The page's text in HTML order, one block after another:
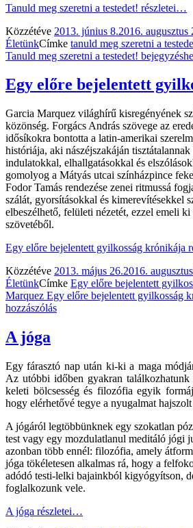
Tanuld meg szeretni a testedet! részletei…
Közzétéve 2013. június 8.2016. augusztus
ÉletünkCímke tanuld meg szeretni a
Tanuld meg szeretni a testedet!
Egy előre bejelentett
Garcia Marquez világhírű kisregényének
közönség. Forgács András szövege az
idősíkokra bontotta a latin-amerikai
históriája, aki nászéjszakáján
indulatokkal, elhallgatásokkal és
gomolyog a Mátyás utcai színházpince
Fodor Tamás rendezése zenei ritmussá
szálát, gyorsításokkal és kimerevítésekkel
elbeszélhető, felületi nézetét, ezzel emeli
szövetéből.
Egy előre bejelentett gyilkosság krónikája
Közzétéve 2013. május 26.2016.
ÉletünkCímke Egy előre bejelentett
Marquez Egy előre bejelentett gyilkosság
hozzászólás
A jóga
Egy fárasztó nap után ki-ki a maga
Az utóbbi időben gyakran
keleti bölcsesség és filozófia egyik
hogy elérhetővé tegye a nyugalmat
A jógáról legtöbbünknek egy szokatlan
test vagy egy mozdulatlanul meditáló jógi
azonban több ennél: filozófia, amely
jóga tökéletesen alkalmas rá, hogy a
adódó testi-lelki bajainkból kigyógyítson,
foglalkozunk vele.
A jóga részletei…